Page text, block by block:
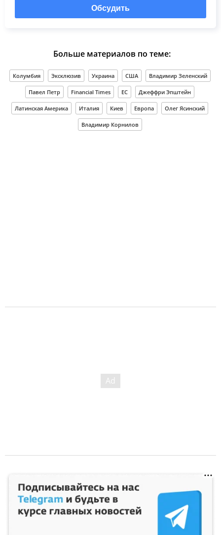
Обсудить
Больше материалов по теме:
Колумбия Эксклюзив Украина США Владимир Зеленский
Павел Петр Financial Times ЕС Джеффри Эпштейн
Латинская Америка Италия Киев Европа Олег Ясинский
Владимир Корнилов